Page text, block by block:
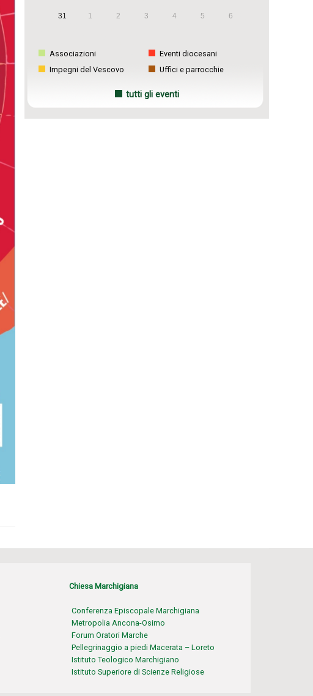
31 1 2 3 4 5 6
Associazioni
Eventi diocesani
Impegni del Vescovo
Uffici e parrocchie
tutti gli eventi
Chiesa Marchigiana
Conferenza Episcopale Marchigiana
Metropolia Ancona-Osimo
Forum Oratori Marche
Pellegrinaggio a piedi Macerata – Loreto
Istituto Teologico Marchigiano
Istituto Superiore di Scienze Religiose